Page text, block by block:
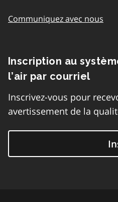
Communiquez avec nous
Inscription au
l’air par courriel
Inscrivez-vous pour
avertissement de la